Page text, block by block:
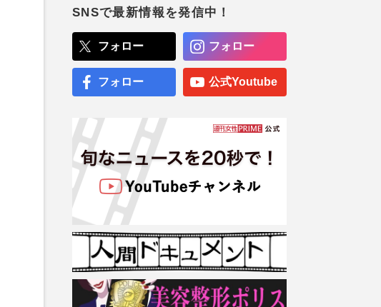
SNSで最新情報を発信中！
フォロー フォロー
フォロー 公式Youtube